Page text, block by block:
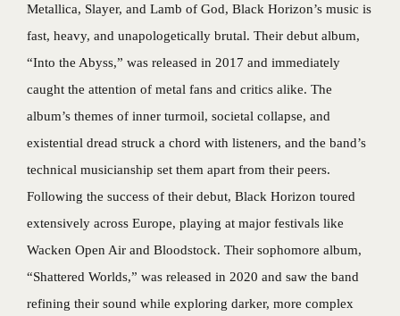
Metallica, Slayer, and Lamb of God, Black Horizon’s music is
fast, heavy, and unapologetically brutal. Their debut album,
“Into the Abyss,” was released in 2017 and immediately
caught the attention of metal fans and critics alike. The
album’s themes of inner turmoil, societal collapse, and
existential dread struck a chord with listeners, and the band’s
technical musicianship set them apart from their peers.
Following the success of their debut, Black Horizon toured
extensively across Europe, playing at major festivals like
Wacken Open Air and Bloodstock. Their sophomore album,
“Shattered Worlds,” was released in 2020 and saw the band
refining their sound while exploring darker, more complex